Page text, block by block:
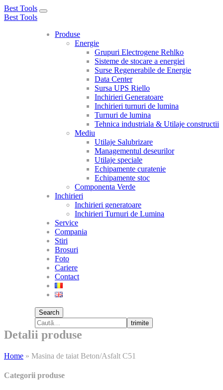
Best Tools
Toggle
Best Tools
Produse
Energie
Grupuri Electrogene Rehlko
Sisteme de stocare a energiei
Surse Regenerabile de Energie
Data Center
Sursa UPS Riello
Inchirieri Generatoare
Inchirieri turnuri de lumina
Turnuri de lumina
Tehnica industriala & Utilaje constructii
Mediu
Utilaje Salubrizare
Managementul deseurilor
Utilaje speciale
Echipamente curatenie
Echipamente stoc
Componenta Verde
Inchirieri
Inchirieri generatoare
Inchirieri Turnuri de Lumina
Service
Compania
Stiri
Brosuri
Foto
Cariere
Contact
Search
trimite
Detalii produse
Home » Masina de taiat Beton/Asfalt C51
Categorii produse